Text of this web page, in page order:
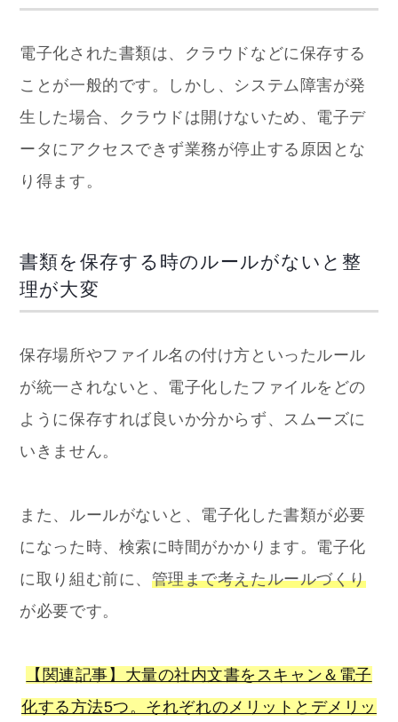
電子化された書類は、クラウドなどに保存する
ことが一般的です。しかし、システム障害が発
生した場合、クラウドは開けないため、電子デ
ータにアクセスできず業務が停止する原因とな
り得ます。
書類を保存する時のルールがないと整
理が大変
保存場所やファイル名の付け方といったルール
が統一されないと、電子化したファイルをどの
ように保存すれば良いか分からず、スムーズに
いきません。
また、ルールがないと、電子化した書類が必要
になった時、検索に時間がかかります。電子化
に取り組む前に、 管理まで考えたルールづくり
が必要です。
【関連記事】大量の社内文書をスキャン＆電子
化する方法5つ。それぞれのメリットとデメリッ